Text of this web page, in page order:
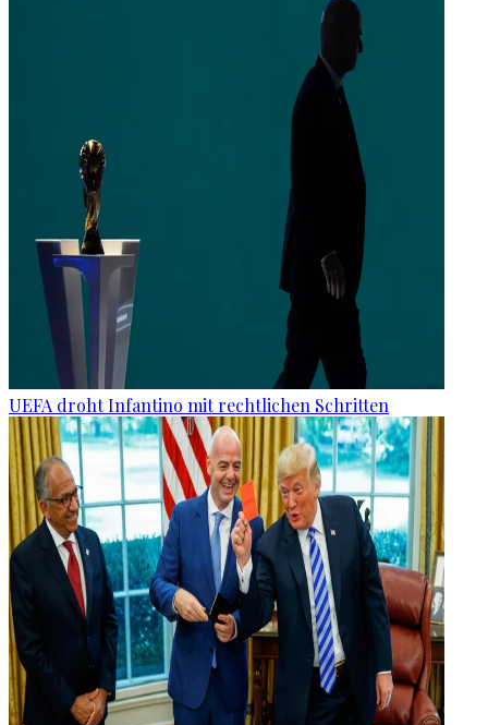
UEFA droht Infantino mit rechtlichen Schritten